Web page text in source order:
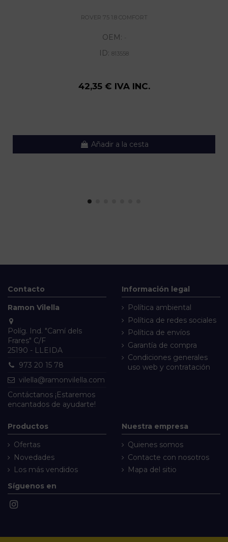
ROVER 75 1.8 COMFORT
OEM: -
ID: 813558
42,35 € IVA INC.
Añadir a la cesta
Contacto
Ramon Vilella
Políg. Ind. "Camí dels
Frares" C/F
25190 - LLEIDA
973 20 15 78
vilella@ramonvilella.com
Contáctanos ¡Estaremos
encantados de ayudarte!
Información legal
Política ambiental
Política de redes sociales
Política de envíos
Garantía de compra
Condiciones generales
uso web y contratación
Productos
Ofertas
Novedades
Los más vendidos
Nuestra empresa
Quienes somos
Contacte con nosotros
Mapa del sitio
Síguenos en